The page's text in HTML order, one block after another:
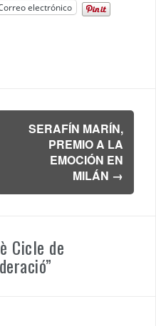
electrónico
SERAFÍN MARÍN,
PREMIO A LA
EMOCIÓN EN
MILÁN →
Cicle de
”